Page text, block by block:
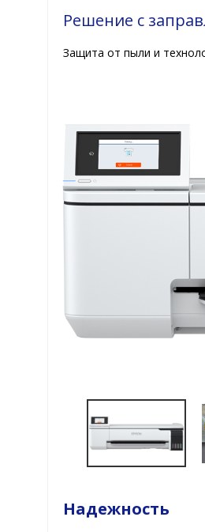
Решение с
Защита от пыли и
Надежность